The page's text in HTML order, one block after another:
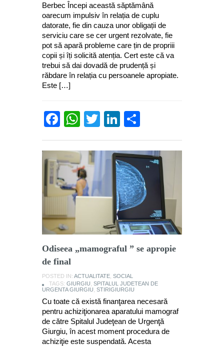
Berbec Începi această săptămână
oarecum impulsiv în relația de cuplu
datorate, fie din cauza unor obligații de
serviciu care se cer urgent rezolvate, fie
pot să apară probleme care țin de propriii
copii și îți solicită atenția. Cert este că va
trebui să dai dovadă de prudență și
răbdare în relația cu persoanele apropiate.
Este […]
Facebook
WhatsApp
TwitterLinkedIn
Odiseea „mamograful ” se apropie
de final
POSTED IN: ACTUALITATE SOCIAL
TAGS: GIURGIU SPITALUL JUDETEAN DE
URGENTA GIURGIU STIRIGIURGIU
Cu toate că există finanţarea necesară
pentru achiziţionarea aparatului mamograf
de către Spitalul Judeţean de Urgenţă
Giurgiu, în acest moment procedura de
achiziţie este suspendată. Acesta